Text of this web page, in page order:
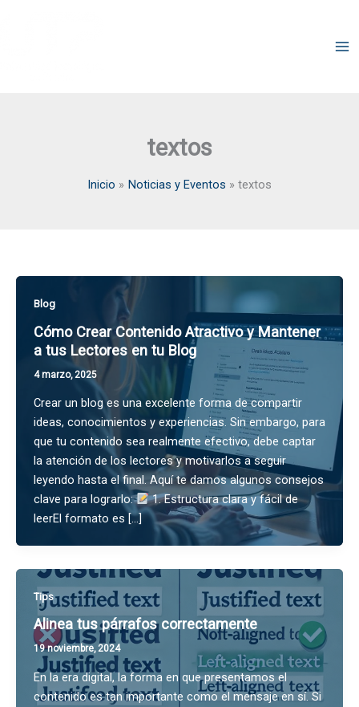
textos
Inicio Noticias y Eventos textos
Blog
Cómo Crear Contenido Atractivo y Mantener
a tus Lectores en tu Blog
4 marzo, 2025
Crear un blog es una excelente forma de compartir
ideas, conocimientos y experiencias. Sin embargo, para
que tu contenido sea realmente efectivo, debe captar
la atención de los lectores y motivarlos a seguir
leyendo hasta el final. Aquí te damos algunos consejos
clave para lograrlo:
1. Estructura clara y fácil de
leerEl formato es […]
Tips
Alinea tus párrafos correctamente
19 noviembre, 2024
En la era digital, la forma en que presentamos el
contenido es tan importante como el mensaje en sí. Si